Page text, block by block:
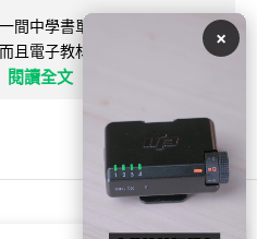
間中學書單價錢按年加 14.7%
且電子教材啟動碼這項設計，
閱讀全文
×